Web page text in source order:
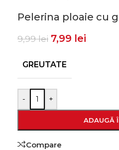
Pelerina ploaie cu
9,99lei 7,99 lei
GREUTATE
- +
ADAUGĂ
Compare